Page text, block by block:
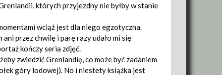
których przyjezdny nie byłby w stanie
wciąż jest dla niego egzotyczna.
przez chwilę i parę razy udało mi się
kończy seria zdjęć.
zwiedzić Grenlandię, co może być zadaniem
góry lodowej). No i niestety książka jest